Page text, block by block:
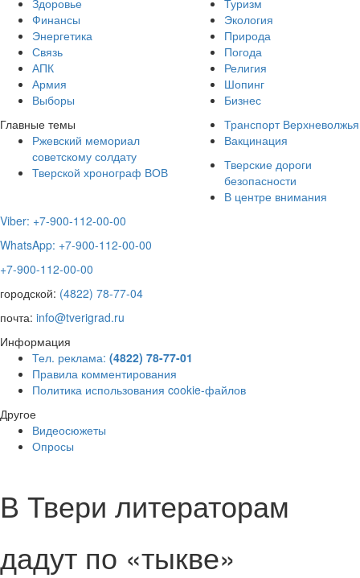
Финансы
Энергетика
Связь
АПК
Армия
Выборы
Экология
Природа
Погода
Религия
Шопинг
Бизнес
Главные темы
Ржевский мемориал
советскому солдату
Тверской хронограф ВОВ
Транспорт Верхневолжья
Вакцинация
Тверские дороги
безопасности
В центре внимания
Viber: +7-900-112-00-00
WhatsApp: +7-900-112-00-00
+7-900-112-00-00
городской: (4822) 78-77-04
почта: info@tverigrad.ru
Информация
Тел. реклама: (4822) 78-77-01
Правила комментирования
Политика использования cookie-файлов
Другое
Видеосюжеты
Опросы
В Твери литераторам
дадут по «тыкве»